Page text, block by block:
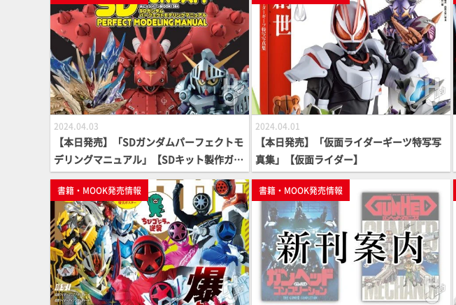
2024.04.03
【本日発売】「SDガンダムパーフェクトモ
デリングマニュアル」【SDキット製作ガイ
ド】
2024.04.01
【本日発売】「仮面ライダーギーツ特写写
真集」【仮面ライダー】
書籍・MOOK発売情報 書籍・MOOK発売情報